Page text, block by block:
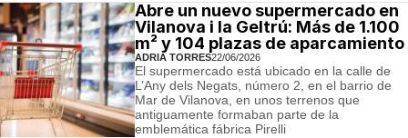
Abre un nuevo supermercado en
Vilanova i la Geltrú: Más de 1.100
m² y 104 plazas de aparcamiento
ADRIÀ TORRES22/06/2026
El supermercado está ubicado en la calle de
L’Any dels Negats, número 2, en el barrio de
Mar de Vilanova, en unos terrenos que
antiguamente formaban parte de la
emblemática fábrica Pirelli